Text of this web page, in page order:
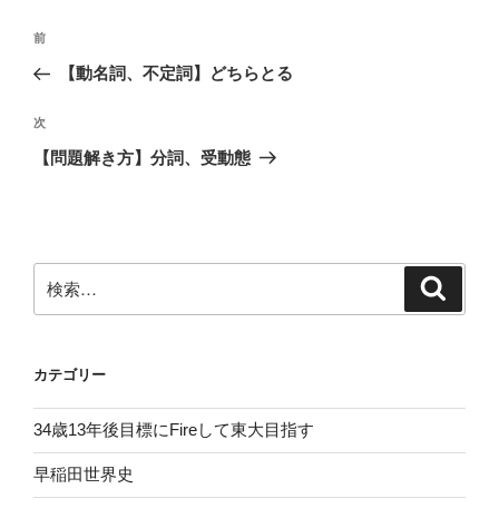
投
ナ
ビ
ゲ
ン
前
の
稿
前
【動名詞、不定詞】どちらとる
次
の
次
【問題解き方】分詞、受動態
索:
カテゴリー
34歳13年後目標にFireして東大目指す
早稲田世界史